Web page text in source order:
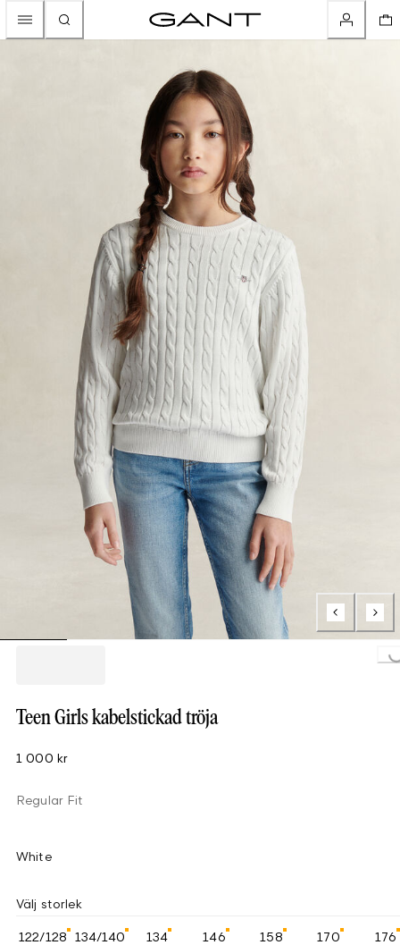
Loading...
Teen Girls kabelstickad tröja
1 000 kr
Regular Fit
White
Välj storlek
122/128 134/140 134 146 158 170 176